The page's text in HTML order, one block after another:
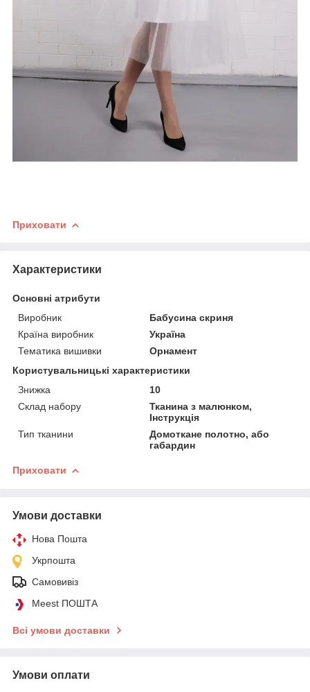
Приховати
Характеристики
Основні атрибути
Виробник
Бабусина скриня
Країна виробник
Україна
Тематика вишивки
Орнамент
Користувальницькі характеристики
Знижка
10
Склад набору
Тканина з малюнком,
Інструкція
Тип тканини
Домоткане полотно, або
габардин
Приховати
Умови доставки
Нова Пошта
Укрпошта
Самовивіз
Meest ПОШТА
Всі умови доставки
Умови оплати